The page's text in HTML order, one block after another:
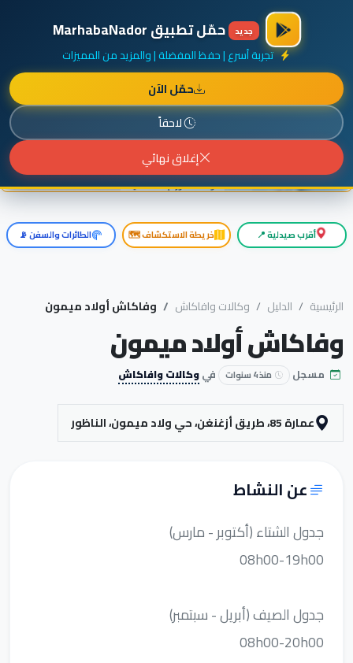
أضف نشاطك مجاناً
جديد حمّل تطبيق MarhabaNador
تجربة أسرع | حفظ المفضلة | والمزيد من المميزات
حمّل الآن
لاحقاً
إغلاق نهائي
إعلان ممول المزيد حول هذا الإعلان
أقرب صيدلية 📍 خريطة الاستكشاف 🗺️ الطائرات والسفن 📡
الرئيسية الدليل وكالات وافاكاش وفاكاش أولاد ميمون
وفاكاش أولاد ميمون
مسجل منذ 4 سنوات فيوكالات وافاكاش
عمارة 85، طريق أزغنغن، حي ولاد ميمون، الناظور
عن النشاط
جدول الشتاء (أكتوبر - مارس)
08h00-19h00
جدول الصيف (أبريل - سبتمبر)
08h00-20h00